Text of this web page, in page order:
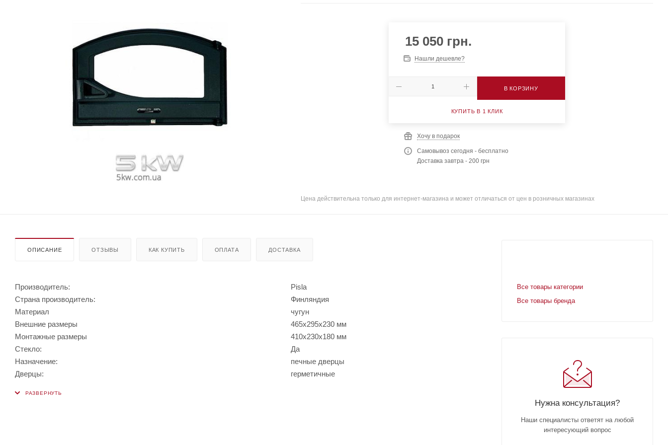
15 050 грн.
Нашли дешевле?
В КОРЗИНУ
КУПИТЬ В 1 КЛИК
Хочу в подарок
Самовывоз сегодня - бесплатно
Доставка завтра - 200 грн
Цена действительна только для интернет-магазина и может отличаться от цен в розничных магазинах
ОПИСАНИЕ ОТЗЫВЫ КАК КУПИТЬ ОПЛАТА ДОСТАВКА
Производитель:
Pisla
Страна производитель:
Финляндия
Материал
чугун
Внешние размеры
465x295x230 мм
Монтажные размеры
410x230x180 мм
Стекло:
Да
Назначение:
печные дверцы
Дверцы:
герметичные
Все товары категории
Все товары бренда
Нужна консультация?
Наши специалисты ответят на любой
интересующий вопрос